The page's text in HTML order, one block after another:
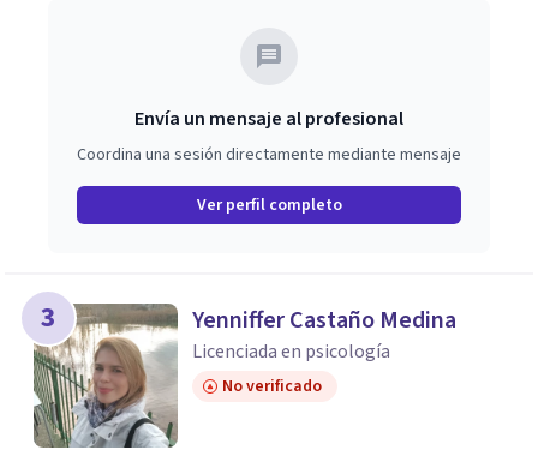
Envía un mensaje al profesional
Coordina una sesión directamente mediante mensaje
Ver perfil completo
3 Yenniffer Castaño Medina
Licenciada en psicología
No verificado